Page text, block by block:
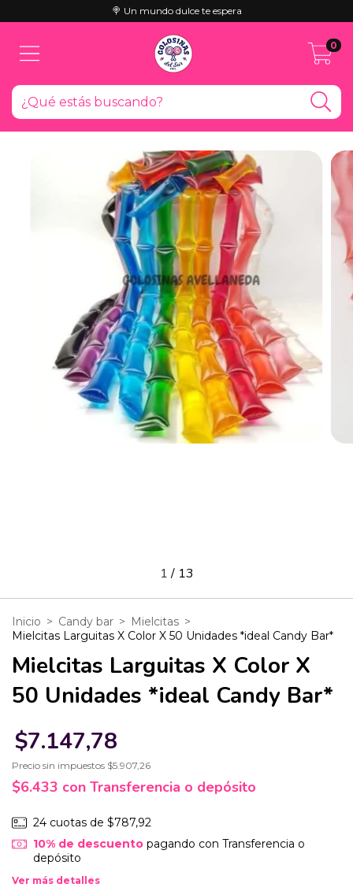
🍭 Un mundo dulce te espera
0
1/ 13
Inicio > Candy bar > Mielcitas >
Mielcitas Larguitas X Color X 50 Unidades *ideal Candy Bar*
Mielcitas Larguitas X Color X
50 Unidades *ideal Candy Bar*
$7.147,78
Precio sin impuestos $5.907,26
$6.433 con Transferencia o depósito
24 cuotas de $787,92
10% de descuentopagando con Transferencia o
depósito
Ver más detalles